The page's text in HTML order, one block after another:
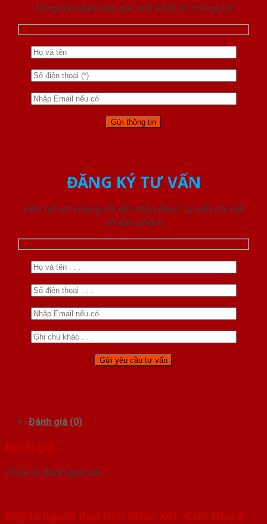
Đăng ký nhận báo giá mới nhất từ chúng tôi
ĐĂNG KÝ TƯ VẤN
Liên hệ với chúng tôi để nhận được tư vấn chi tiết
về sản phẩm
Đánh giá (0)
Đánh giá
Chưa có đánh giá nào.
Hãy là người đầu tiên nhận xét “Cửa Nhựa